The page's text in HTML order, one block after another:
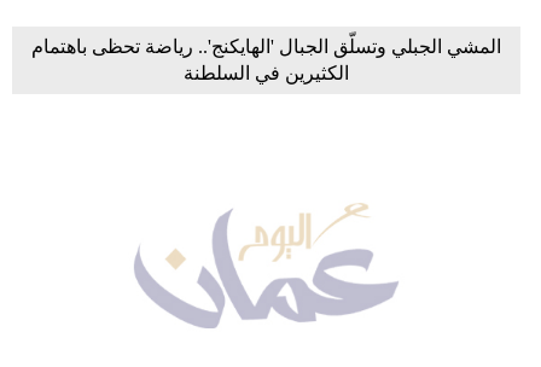
المشي الجبلي وتسلّق الجبال 'الهايكنج'.. رياضة تحظى باهتمام
الكثيرين في السلطنة